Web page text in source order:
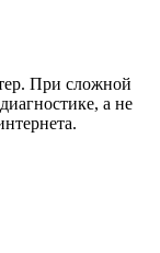
При сложной
а не